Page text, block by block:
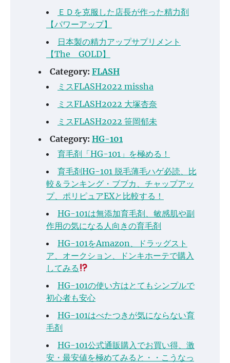
ＥＤを克服した店長が作った精力剤
【パワーアップ】
日本製の精力アップサプリメント
【The GOLD】
Category: FLASH
ミスFLASH2022 missha
ミスFLASH2022 大塚杏奈
ミスFLASH2022 笹岡郁未
Category: HG-101
育毛剤「HG-101」を極める！
育毛剤HG-101 脱毛薄毛ハゲ必読、比
較＆ランキング・ブブカ、チャップアッ
プ、ポリピュアEXと比較する！
HG-101は無添加育毛剤、敏感肌や副
作用の気になる人向きの育毛剤
HG-101をAmazon、ドラッグスト
ア、オークション、ドンキホーテで購入
してみる
HG-101の使い方はとてもシンプルで
初心者も安心
HG-101はべたつきが気にならない育
毛剤
HG-101公式通販購入でお買い得、激
安・最安値を極めてみると・・こうなっ